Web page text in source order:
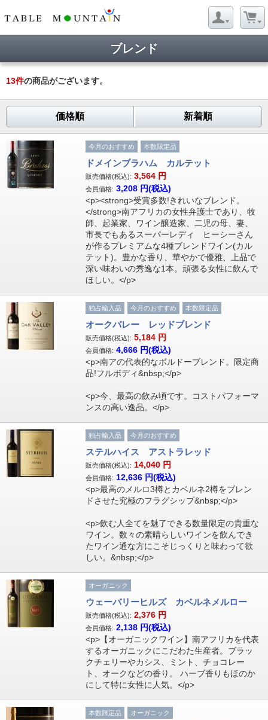
ブレンド
13件の商品がございます。
価格順 新着順
今月のおすすめ 本数限定品
ドメインブラハム カルテット
販売価格(税込): 3,564 円
会員価格: 3,208 円(税込)
<p><strong>受賞多数!きれいなブレンド。
</strong>南アフリカの女性弁護士であり、牧
師、起業家、ワイン醸造家、二児の母、妻、
市長でもあるスーパーレディ ヒーシーさん
が作るプレミアムな4種ブレンドワイン(カル
テット)。豊かな香り、華やかで優雅、上品で
深い味わいの秀逸な1本。頑張る女性に飲んで
ほしい。</p>
独占輸入品 今月のおすすめ 本数限定品
オークバレー レッドブレンド
販売価格(税込): 5,184 円
会員価格: 4,666 円(税込)
<p>南アの代表的なボルドーブレンド。限定商
品!フルボディ&nbsp;</p>
<p>今、最高の飲み頃です。コストパフォーマ
ンスの高い逸品。</p>
独占輸入品 今月のおすすめ
ステルハイス アストラレッド
販売価格(税込): 14,040 円
会員価格: 12,636 円(税込)
<p>最高のメルロ3樽とカベルネ2樽をブレン
ドさせた究極のフラグシップ&nbsp;</p>
<p>飲む人全てを魅了できる数量限定の貴重な
ワイン。数々の素晴らしいワインを飲んでき
たワイン通な方にこそじっくりと味わって欲
しい。&nbsp;</p>
オーガニック
ウェーバリーヒルズ カベルネメルロー
販売価格(税込): 2,376 円
会員価格: 2,138 円(税込)
<p>【オーガニックワイン】南アフリカを代表
するオーガニックにこだわた生産者。ブラッ
クチェリーやカシス、ミント、チョコレー
ト、オークなどの香り。 ハーブ香りもほのか
にして特に女性に人気。</p>
本数限定品 オーガニック